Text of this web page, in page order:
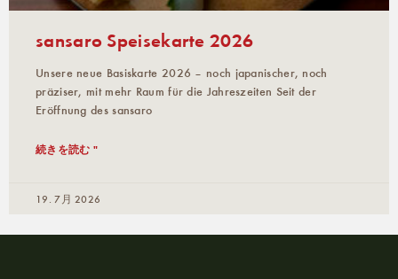
sansaro Speisekarte 2026
Unsere neue Basiskarte 2026 – noch japanischer, noch
präziser, mit mehr Raum für die Jahreszeiten Seit der
Eröffnung des sansaro
続きを読む "
19. 7月 2026